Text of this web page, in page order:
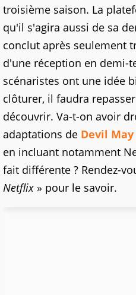
troisième saison. La
qu'il s'agira aussi de sa
conclut après seulement
d'une réception en demi-
scénaristes ont une idée
clôturer, il faudra
découvrir. Va-t-on avoir
adaptations de Devil May
en incluant notamment
fait différente ? Rendez-
Netflix » pour le savoir.